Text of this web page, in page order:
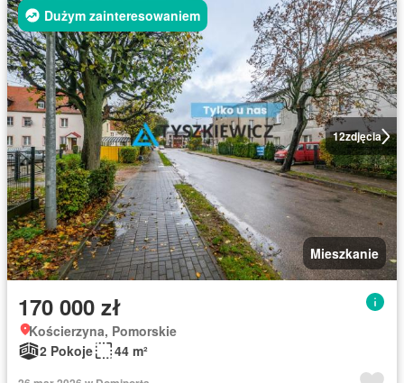
12zdjęcia
Dużym zainteresowaniem
Mieszkanie
170 000 zł
Kościerzyna, Pomorskie
2 Pokoje
44 m²